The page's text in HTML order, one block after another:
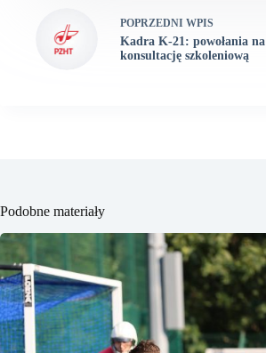
POPRZEDNI WPIS
Kadra K-21: powołania na
konsultację szkoleniową
Podobne materiały